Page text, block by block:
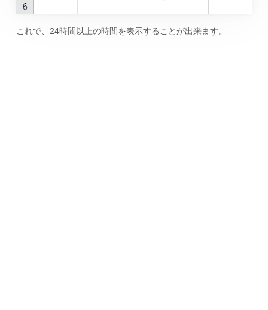
これで、24時間以上の時間を表示することが出来ます。